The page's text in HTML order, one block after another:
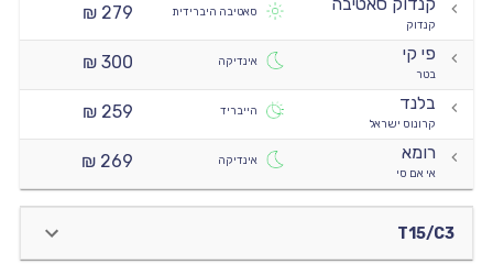
קנדוק
סאטיבה היברידית
279 ₪
פי קי
בטר
אינדיקה
300 ₪
בלנד
קרונוס ישראל
הייבריד
259 ₪
רומא
אי אם סי
אינדיקה 269 ₪
T15/C3